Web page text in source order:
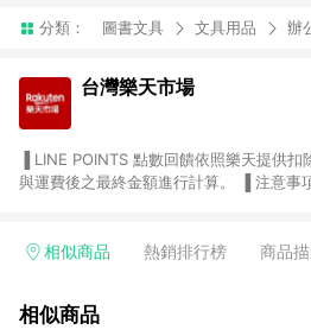
分類： 圖書文具 文具用品 辦
台灣樂天市場
與運費後之最終金額進行計算。 ▐ 注意事項 (1) 部分服務及店家
Smart mobile、神腦生活、JS巨盛、樂天
台灣樂天市場，並在同一瀏覽器於24小時
相似商品 熱銷排行榜 商品
相似商品